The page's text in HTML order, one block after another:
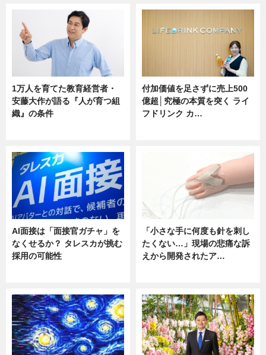
1万人を育てた教育経営者・
安藤大作が語る『人が育つ組
織』の条件
付加価値を足さずに売上500
億超│究極の本質を突く ライ
フドリンク カ…
AI面接は「面接官ガチャ」を
なくせるか？ タレスカが挑む
採用の可能性
「小さな手に何度も針を刺し
たくない…」現場の悲痛な訴
えから開発されたア…